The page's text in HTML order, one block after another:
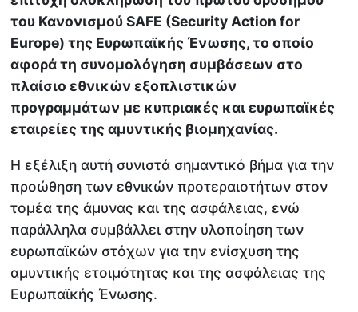
του Κανονισμού SAFE (Security Action for
Europe) της Ευρωπαϊκής Ένωσης, το οποίο
αφορά τη συνομολόγηση συμβάσεων στο
πλαίσιο εθνικών εξοπλιστικών
προγραμμάτων με κυπριακές και ευρωπαϊκές
εταιρείες της αμυντικής βιομηχανίας.
Η εξέλιξη αυτή συνιστά σημαντικό βήμα για την
προώθηση των εθνικών προτεραιοτήτων στον
τομέα της άμυνας και της ασφάλειας, ενώ
παράλληλα συμβάλλει στην υλοποίηση των
ευρωπαϊκών στόχων για την ενίσχυση της
αμυντικής ετοιμότητας και της ασφάλειας της
Ευρωπαϊκής Ένωσης.